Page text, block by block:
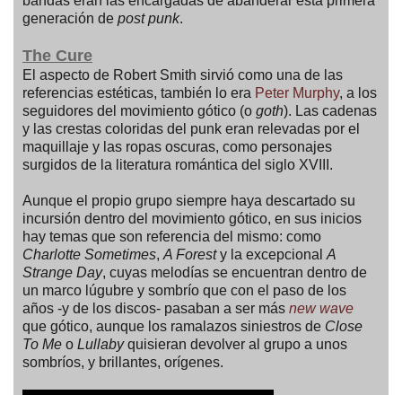
generación de post punk.
The Cure
El aspecto de Robert Smith sirvió como una de las
referencias estéticas, también lo era Peter Murphy, a los
seguidores del movimiento gótico (o goth). Las cadenas
y las crestas coloridas del punk eran relevadas por el
maquillaje y las ropas oscuras, como personajes
surgidos de la literatura romántica del siglo XVIII.
Aunque el propio grupo siempre haya descartado su
incursión dentro del movimiento gótico, en sus inicios
hay temas que son referencia del mismo: como
Charlotte Sometimes, A Foresty la excepcional A
Strange Day, cuyas melodías se encuentran dentro de
un marco lúgubre y sombrío que con el paso de los
años -y de los discos- pasaban a ser más new wave
que gótico, aunque los ramalazos siniestros de Close
To Me o Lullabyquisieran devolver al grupo a unos
sombríos, y brillantes, orígenes.